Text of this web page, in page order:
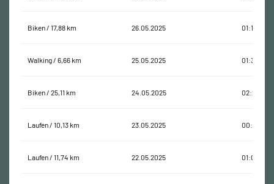
Biken / 17,88 km 26.05.2025 01:17:49
Walking / 6,66 km 25.05.2025 01:33:35
Biken / 25,11 km 24.05.2025 02:27:25
Laufen / 10,13 km 23.05.2025 00:56:35
Laufen / 11,74 km 22.05.2025 01:05:15